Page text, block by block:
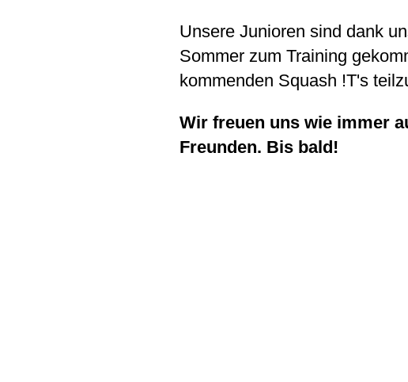
Unsere Junioren sind dank
Sommer zum Training
kommenden Squash !T's
Wir freuen uns wie immer
Freunden. Bis bald!